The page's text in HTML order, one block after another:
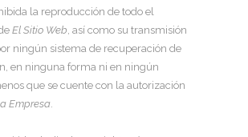
la reproducción de todo el
El Sitio Web, así como su transmisión
ningún sistema de recuperación de
en ninguna forma ni en ningún
que se cuente con la autorización
Empresa.